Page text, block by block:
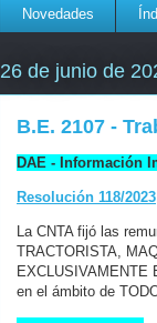
Novedades
26 de junio de
B.E. 2107 -
DAE - Información
Resolución 118/2023
La CNTA fijó las
TRACTORISTA,
EXCLUSIVAMENTE
en el ámbito de